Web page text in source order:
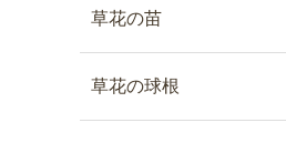
草花の苗
草花の球根